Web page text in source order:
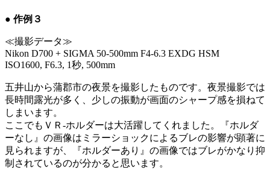
● 作例３
≪撮影データ≫
Nikon D700 + SIGMA 50-500mm F4-6.3 EXDG HSM
ISO1600, F6.3, 1秒, 500mm
五井山から蒲郡市の夜景を撮影したものです。夜景撮影では
長時間露光が多く、少しの振動が画面のシャープ感を損ねて
しまいます。
ここでもＶＲ-ホルダーは大活躍してくれました。『ホルダ
ーなし』の画像はミラーショックによるブレの影響が顕著に
見られますが、『ホルダーあり』の画像ではブレがかなり抑
制されているのが分かると思います。